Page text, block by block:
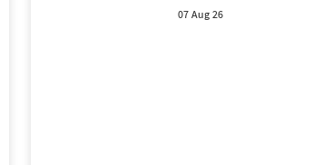
07 Aug 26